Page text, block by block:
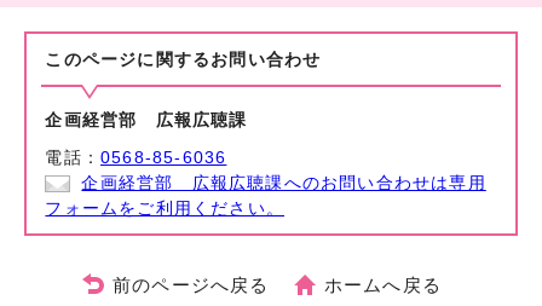
このページに関する お問い合わせ
企画経営部 広報広聴課
電話：0568-85-6036
企画経営部 広報広聴課へのお問い合わせは専用
フォームをご利用ください。
前のページへ戻る ホームへ戻る